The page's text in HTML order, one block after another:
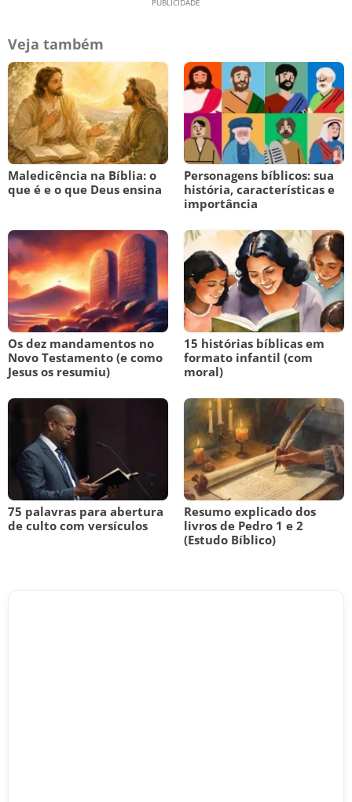
Veja também
Maledicência na Bíblia: o
que é e o que Deus ensina
Personagens bíblicos: sua
história, características e
importância
Os dez mandamentos no
Novo Testamento (e como
Jesus os resumiu)
15 histórias bíblicas em
formato infantil (com
moral)
75 palavras para abertura
de culto com versículos
Resumo explicado dos
livros de Pedro 1 e 2
(Estudo Bíblico)